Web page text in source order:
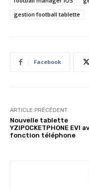
gestion football tablette
Facebook
ARTICLE PRÉCÉDENT
Nouvelle tablette
YZIPOCKETPHONE EVI
fonction téléphone